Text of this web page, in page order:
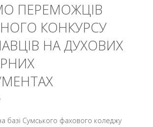
ПЕРЕМОЖЦІВ
КОНКУРСУ
НА ДУХОВИХ
базі Сумського фахового коледжу